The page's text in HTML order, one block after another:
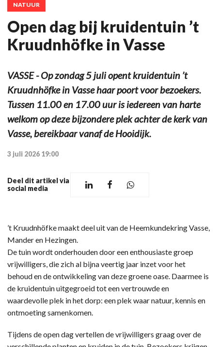
NATUUR
Open dag bij kruidentuin ’t
Kruudnhöfke in Vasse
VASSE - Op zondag 5 juli opent kruidentuin ’t
Kruudnhöfke in Vasse haar poort voor bezoekers.
Tussen 11.00 en 17.00 uur is iedereen van harte
welkom op deze bijzondere plek achter de kerk van
Vasse, bereikbaar vanaf de Hooidijk.
3 juli 2026 19:00
Deel dit artikel via
social media
’t Kruudnhöfke maakt deel uit van de Heemkundekring Vasse,
Mander en Hezingen.
De tuin wordt onderhouden door een enthousiaste groep
vrijwilligers, die zich al bijna veertig jaar inzet voor het
behoud en de ontwikkeling van deze groene oase. Daarmee is
de kruidentuin uitgegroeid tot een vertrouwde en
waardevolle plek in het dorp: een plek waar natuur, kennis en
ontmoeting samenkomen.
Tijdens de open dag vertellen de vrijwilligers graag over de